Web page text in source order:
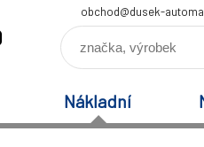
obchod@dusek-
Nákladní